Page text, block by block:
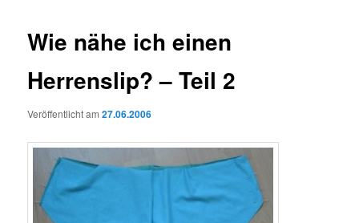
Wie nähe ich einen
Herrenslip? – Teil 2
Veröffentlicht am27.06.2006